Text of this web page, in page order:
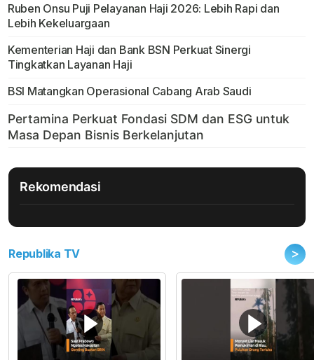
Ruben Onsu Puji Pelayanan Haji 2026: Lebih Rapi dan
Lebih Kekeluargaan
Kementerian Haji dan Bank BSN Perkuat Sinergi
Tingkatkan Layanan Haji
BSI Matangkan Operasional Cabang Arab Saudi
Rekomendasi
Republika TV >